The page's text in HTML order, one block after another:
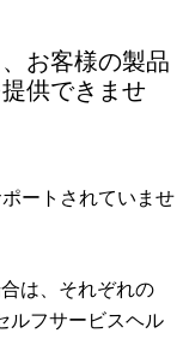
お客様の製品
供できませ
ートされていませ
は、それぞれの
ルフサービスヘル